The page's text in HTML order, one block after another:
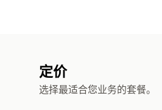
定价
选择最适合您业务的套餐。